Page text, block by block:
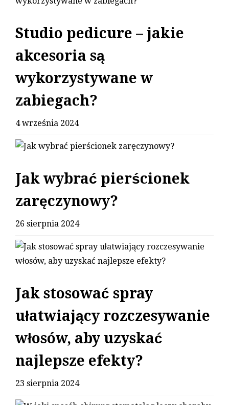
Studio pedicure – jakie
akcesoria są
wykorzystywane w
zabiegach?
4 września 2024
Jak wybrać pierścionek
zaręczynowy?
26 sierpnia 2024
Jak stosować spray
ułatwiający rozczesywanie
włosów, aby uzyskać
najlepsze efekty?
23 sierpnia 2024